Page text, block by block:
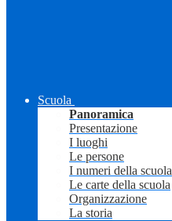
Scuola
Panoramica
Presentazione
I luoghi
Le persone
I numeri della scuola
Le carte della scuola
Organizzazione
La storia